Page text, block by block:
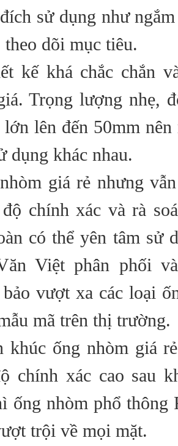
sử dụng như
dõi mục tiêu.
kế khá chắc chắn
Trọng lượng nhẹ,
lên đến 50mm
dụng khác nhau.
giá rẻ nhưng
chính xác và rà
có thể yên tâm sử
Việt phân phối
vượt xa các loại
mã trên thị trường.
khúc ống nhòm giá
chính xác cao sau
ống nhòm phổ thông
trội về mọi mặt.